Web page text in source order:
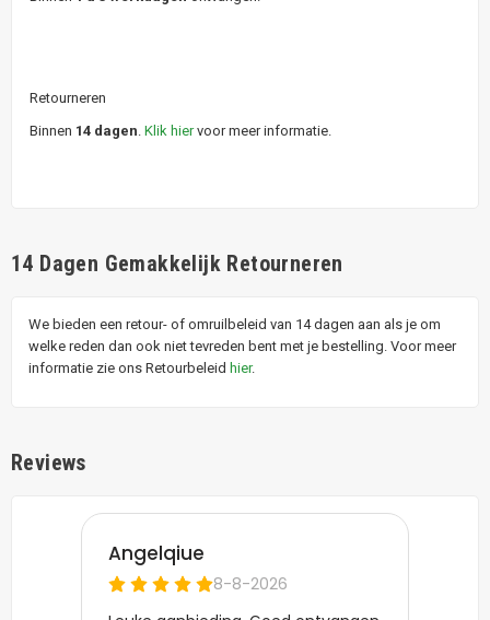
Retourneren
Binnen 14 dagen Klik hiervoor meer informatie.
14 Dagen Gemakkelijk Retourneren
We bieden een retour- of omruilbeleid van 14 dagen aan als je om
welke reden dan ook niet tevreden bent met je bestelling. Voor meer
informatie zie ons Retourbeleid hier.
Reviews